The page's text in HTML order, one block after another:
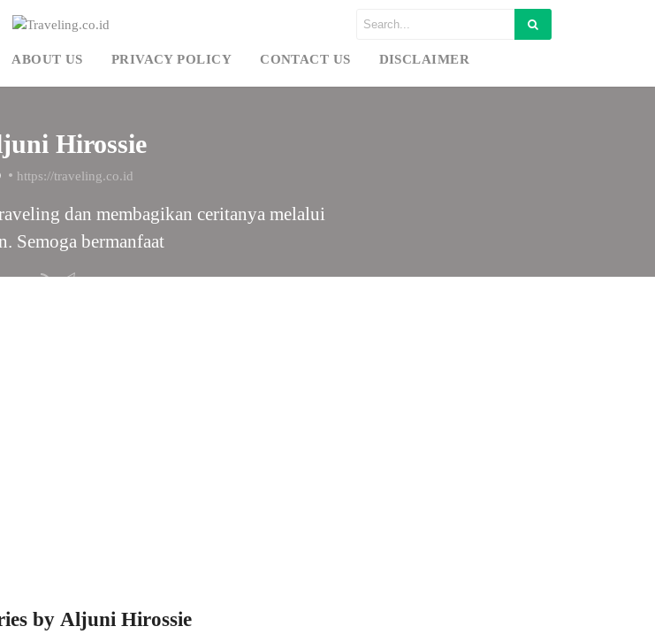
ABOUT US PRIVACY POLICY CONTACT US DISCLAIMER
Hirossie
• https://traveling.co.id
dan membagikan ceritanya melalui
Semoga bermanfaat
by Aljuni Hirossie